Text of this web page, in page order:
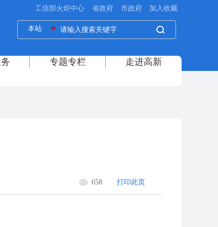
658 打印此页